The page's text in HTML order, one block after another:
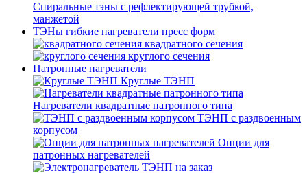
Спиральные тэны с рефлектирующей трубкой,
манжетой
ТЭНы гибкие нагреватели пресс форм
квадратного сечения
круглого сечения
Патронные нагреватели
Круглые ТЭНП
Нагреватели квадратные патронного типа
ТЭНП с раздвоенным
корпусом
Опции для
патронных нагревателей